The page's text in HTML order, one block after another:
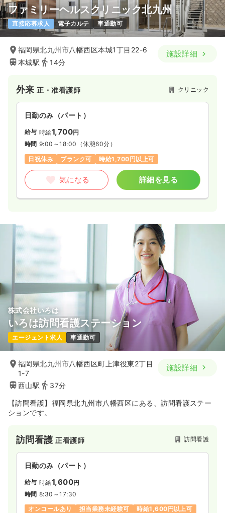
ファミリーヘルスクリニック北九州
直接応募求人 電子カルテ 車通勤可
福岡県北九州市八幡西区本城1丁目22-6
本城駅
14分
施設詳細
外来正・准看護師 クリニック
日勤のみ（パート）
給与 時給1,700円
時間 9:00～18:00 （休憩60分）
日祝休み
ブランク可 時給1,700円以上可
気になる 詳細を見る
株式会社いろは
いろは訪問看護ステーション
エージェント求人 車通勤可
福岡県北九州市八幡西区町上津役東2丁目
1-7
西山駅
37分
施設詳細
【訪問看護】福岡県北九州市八幡西区にある、訪問看護ステー
ションです。
訪問看護正看護師 訪問看護
日勤のみ（パート）
給与 時給1,600円
時間 8:30～17:30
オンコールあり
担当業務未経験可 時給1,600円以上可